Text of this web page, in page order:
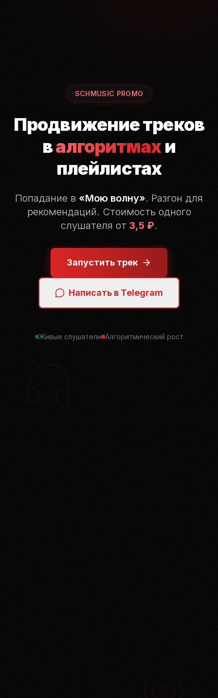
SCHMUSIC PROMO
Продвижение треков
валгоритмахи
плейлистах
Попадание в «Мою волну». Разгон для
рекомендаций. Стоимость одного
слушателя от 3,5 ₽.
Запустить трек
Написать в Telegram
Живые слушатели Алгоритмический рост